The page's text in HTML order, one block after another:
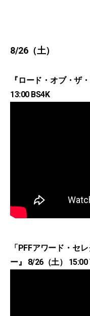
8/26（土）
『ロード・オブ・ザ
13:00 BS4K
「PFFアワード・セ
ー』 8/26（土） 15:00